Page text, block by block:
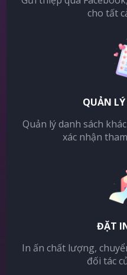
cho tất
QUẢN
Quản lý danh sách
xác nhận
ĐẶT
In ấn chất lượng,
đối tác